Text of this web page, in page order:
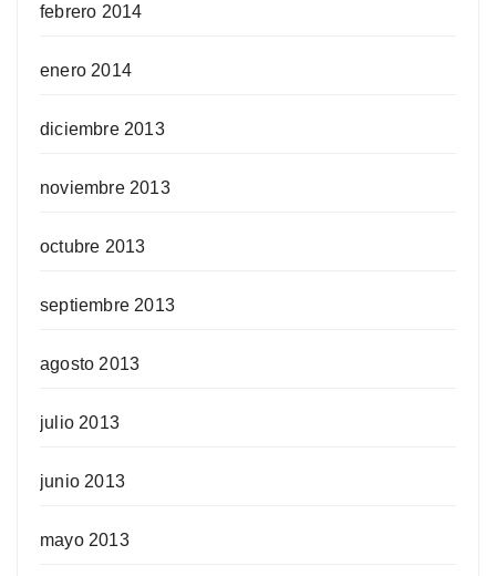
febrero 2014
enero 2014
diciembre 2013
noviembre 2013
octubre 2013
septiembre 2013
agosto 2013
julio 2013
junio 2013
mayo 2013